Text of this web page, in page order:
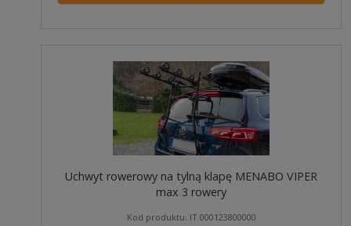
Uchwyt rowerowy na tylną klapę MENABO VIPER
max 3 rowery
Kod produktu: IT 000123800000